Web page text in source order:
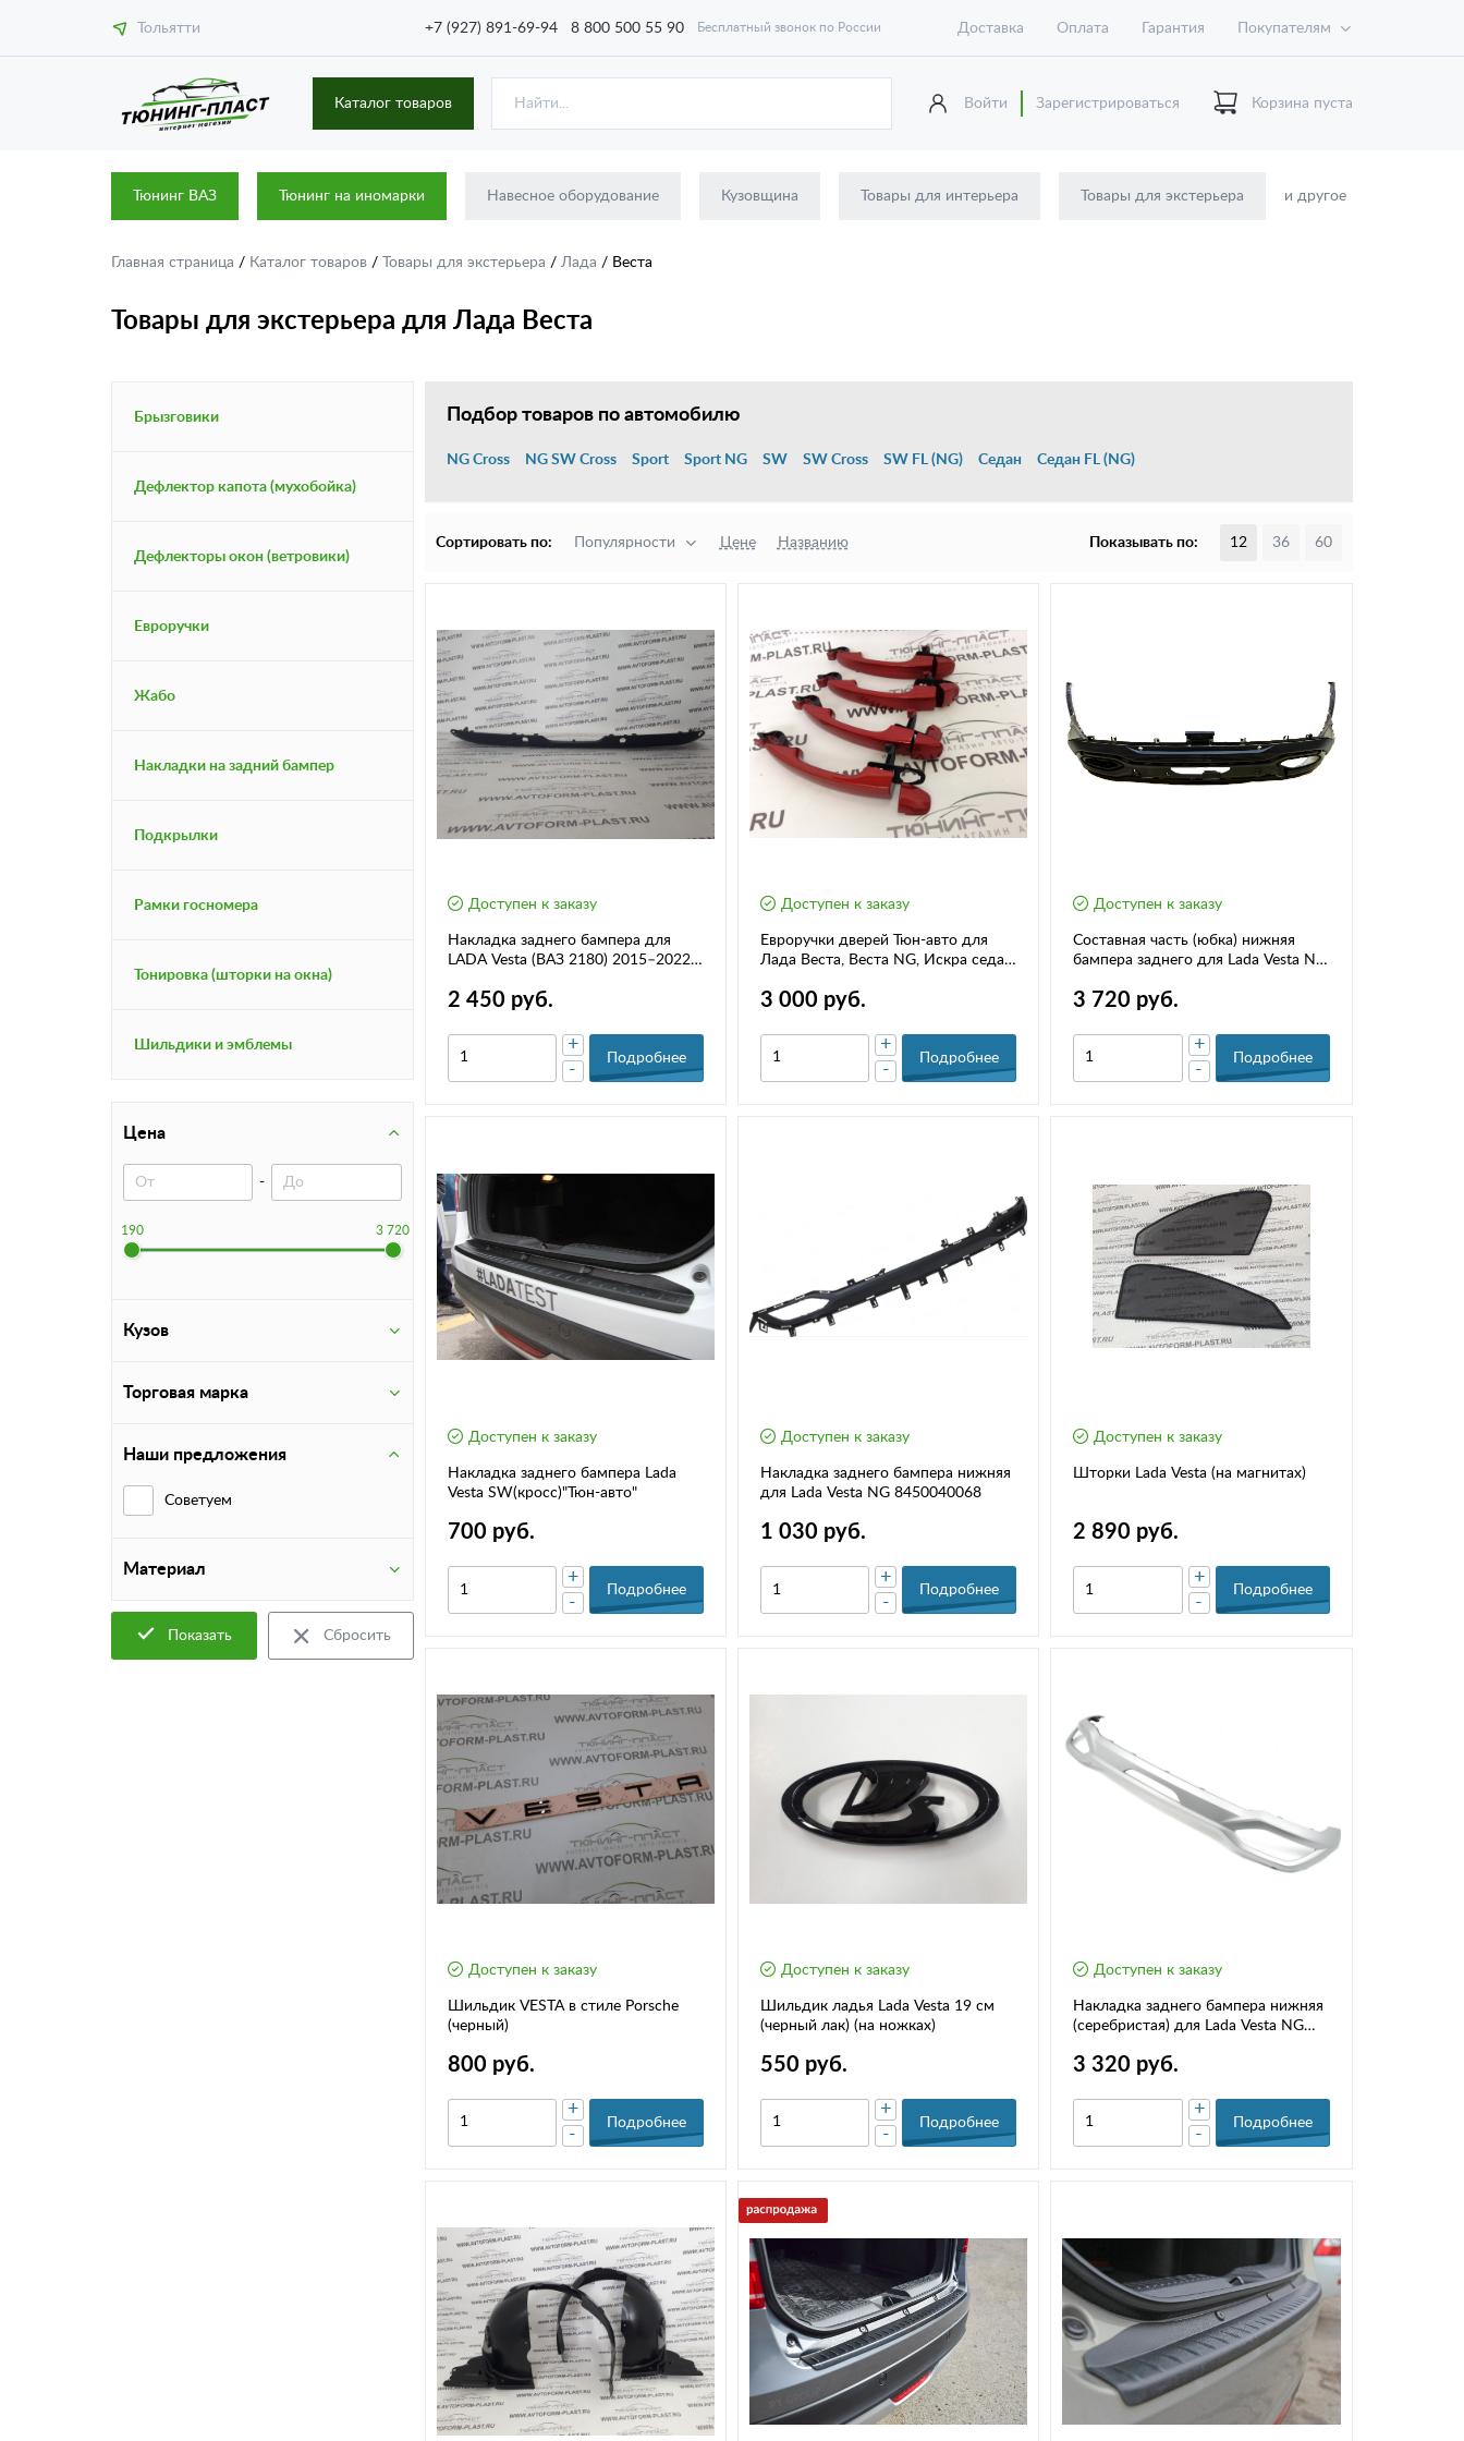
Тольятти +7 (927) 891-69-94 8 800 500 55 90 Бесплатный звонок по России Доставка Оплата Гарантия Покупателям
Каталог товаров Войти Зарегистрироваться Корзина пуста
Тюнинг ВАЗ Тюнинг на иномарки Навесное оборудование Кузовщина Товары для интерьера Товары для экстерьера и другое
Главная страница / Каталог товаров / Товары для экстерьера / Лада / Веста
Товары для экстерьера для Лада Веста
Брызговики
Дефлектор капота (мухобойка)
Дефлекторы окон (ветровики)
Евроручки
Жабо
Накладки на задний бампер
Подкрылки
Рамки госномера
Тонировка (шторки на окна)
Шильдики и эмблемы
Цена
-
190 3 720
Кузов
Торговая марка
Наши предложения
Советуем
Материал
Показать Сбросить
Подбор товаров по автомобилю
NG Cross NG SW Cross Sport Sport NG SW SW Cross SW FL (NG) Седан Седан FL (NG)
Сортировать по: Популярности Цене Названию Показывать по: 12 36 60
Доступен к заказу
Накладка заднего бампера для
LADA Vesta (ВАЗ 2180) 2015–2022
2 450 руб.
-
+
Подробнее
Доступен к заказу
Евроручки дверей Тюн-авто для
Лада Веста, Веста NG, Искра седан
3 000 руб.
-
+
Подробнее
Доступен к заказу
Составная часть (юбка) нижняя
бампера заднего для Lada Vesta NG
3 720 руб.
-
+
Подробнее
Доступен к заказу
Накладка заднего бампера Lada
Vesta SW(кросс)"Тюн-авто"
700 руб.
-
+
Подробнее
Доступен к заказу
Накладка заднего бампера нижняя
для Lada Vesta NG 8450040068
1 030 руб.
-
+
Подробнее
Доступен к заказу
Шторки Lada Vesta (на магнитах)
2 890 руб.
-
+
Подробнее
Доступен к заказу
Шильдик VESTA в стиле Porsche
(черный)
800 руб.
-
+
Подробнее
Доступен к заказу
Шильдик ладья Lada Vesta 19 см
(черный лак) (на ножках)
550 руб.
-
+
Подробнее
Доступен к заказу
Накладка заднего бампера нижняя
(серебристая) для Lada Vesta NG
3 320 руб.
-
+
Подробнее